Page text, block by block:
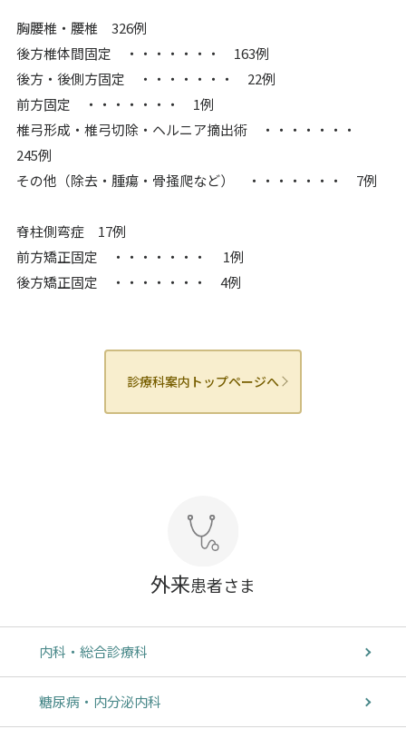
外来患者さま
内科・総合診療科
糖尿病・内分泌内科
胸腰椎・腰椎 326例
後方椎体間固定 ・・・・・・・ 163例
後方・後側方固定 ・・・・・・・ 22例
前方固定 ・・・・・・・ 1例
椎弓形成・椎弓切除・ヘルニア摘出術 ・・・・・・・
245例
その他（除去・腫瘍・骨掻爬など） ・・・・・・・ 7例
脊柱側弯症 17例
前方矯正固定 ・・・・・・・ 1例
後方矯正固定 ・・・・・・・ 4例
診療科案内トップページへ